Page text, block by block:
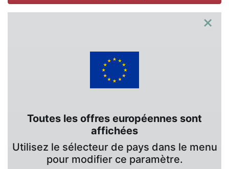
×
Toutes les offres européennes sont
affichées
Utilisez le sélecteur de pays dans le menu
pour modifier ce paramètre.